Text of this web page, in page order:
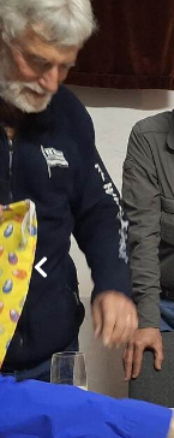
Zurück